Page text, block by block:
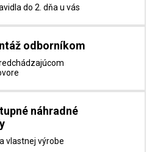
do 2. dňa u vás
odborníkom
náhradné
vlastnej výrobe